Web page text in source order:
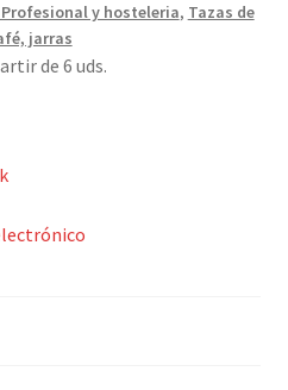
y hosteleria, Tazas de
jarras
de 6 uds.